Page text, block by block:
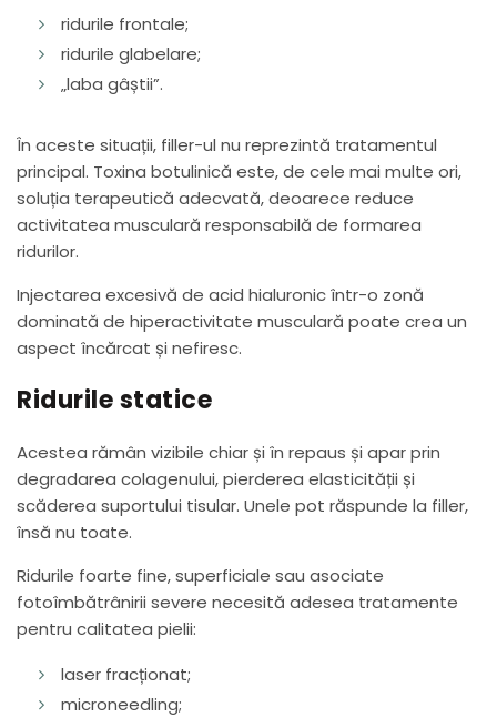
ridurile frontale;
ridurile glabelare;
„laba gâștii”.
În aceste situații, filler-ul nu reprezintă tratamentul
principal. Toxina botulinică este, de cele mai multe ori,
soluția terapeutică adecvată, deoarece reduce
activitatea musculară responsabilă de formarea
ridurilor.
Injectarea excesivă de acid hialuronic într-o zonă
dominată de hiperactivitate musculară poate crea un
aspect încărcat și nefiresc.
Ridurile statice
Acestea rămân vizibile chiar și în repaus și apar prin
degradarea colagenului, pierderea elasticității și
scăderea suportului tisular. Unele pot răspunde la filler,
însă nu toate.
Ridurile foarte fine, superficiale sau asociate
fotoîmbătrânirii severe necesită adesea tratamente
pentru calitatea pielii:
laser fracționat;
microneedling;